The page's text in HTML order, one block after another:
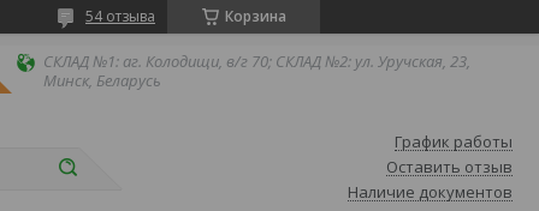
Корзина
54 отзыва
СКЛАД №1: аг. Колодищи, в/г 70; СКЛАД №2: ул. Уручская, 23,
Минск, Беларусь
График работы
Оставить отзыв
Наличие документов